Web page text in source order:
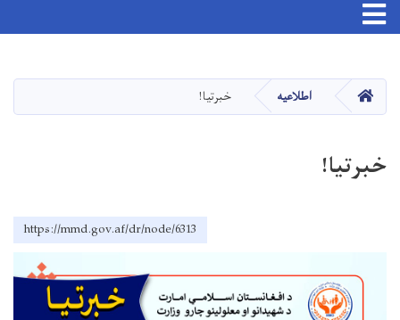
main
content
صفحه اصلیاطلاعیه خبرتیا!
خبرتیا!
https://mmd.gov.af/dr/node/6313